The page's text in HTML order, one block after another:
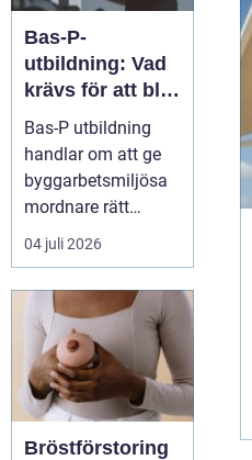
Bas-P-
utbildning: Vad
krävs för att bli
byggarbetsmiljö
samordnare?
Bas-P utbildning
handlar om att ge
byggarbetsmiljösa
mordnare rätt
kunskap för att
pla...
04 juli 2026
Bröstförstoring